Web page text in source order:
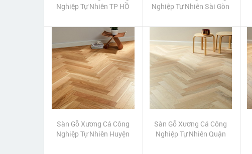
Nghiệp Tự Nhiên TP HỒ
Nghiệp Tự Nhiên Sài Gòn
Sàn Gỗ Xương Cá Công
Nghiệp Tự Nhiên Huyện
Sàn Gỗ Xương Cá Công
Nghiệp Tự Nhiên Quận